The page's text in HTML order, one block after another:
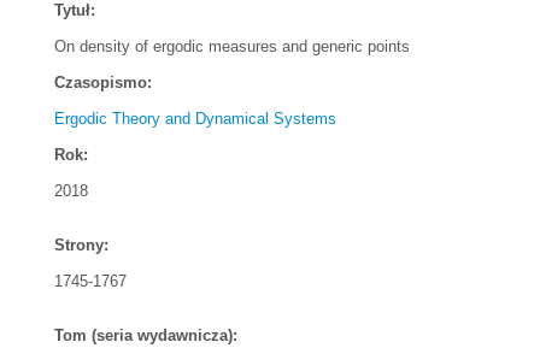
Tytuł:
On density of ergodic measures and generic points
Czasopismo:
Ergodic Theory and Dynamical Systems
Rok:
2018
Strony:
1745-1767
Tom (seria wydawnicza):